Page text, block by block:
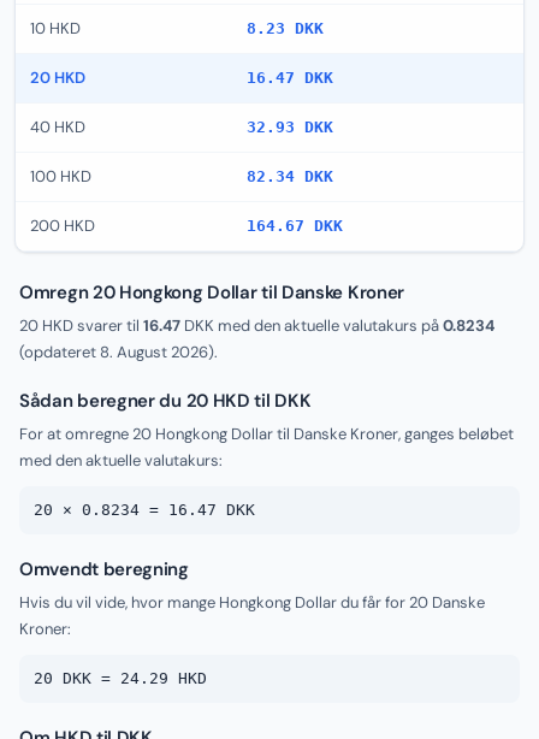
10 HKD 8.23 DKK
20 HKD 16.47 DKK
40 HKD 32.93 DKK
100 HKD 82.34 DKK
200 HKD 164.67 DKK
Omregn 20 Hongkong Dollar til Danske Kroner
20 HKD svarer til 16.47 DKK med den aktuelle valutakurs på0.8234
(opdateret 8. August 2026).
Sådan beregner du 20 HKD til DKK
For at omregne 20 Hongkong Dollar til Danske Kroner, ganges beløbet
med den aktuelle valutakurs:
20 × 0.8234 = 16.47 DKK
Omvendt beregning
Hvis du vil vide, hvor mange Hongkong Dollar du får for 20 Danske
Kroner:
20 DKK = 24.29 HKD